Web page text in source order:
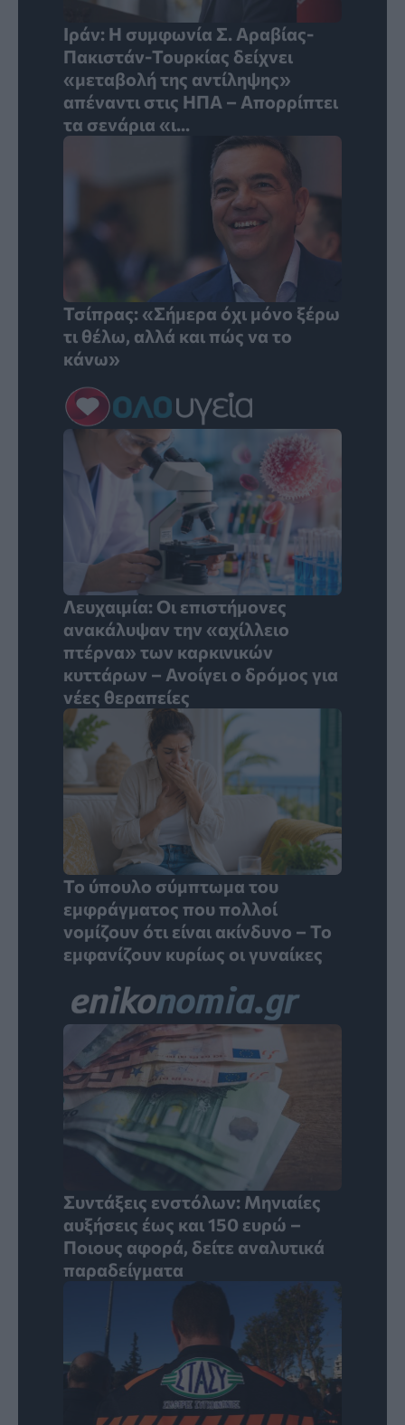
Ιράν: Η συμφωνία Σ. Αραβίας-
Πακιστάν-Τουρκίας δείχνει
«μεταβολή της αντίληψης»
απέναντι στις ΗΠΑ – Απορρίπτει
τα σενάρια «ι...
Τσίπρας: «Σήμερα όχι μόνο ξέρω
τι θέλω, αλλά και πώς να το
κάνω»
Λευχαιμία: Οι επιστήμονες
ανακάλυψαν την «αχίλλειο
πτέρνα» των καρκινικών
κυττάρων – Ανοίγει ο δρόμος για
νέες θεραπείες
Το ύπουλο σύμπτωμα του
εμφράγματος που πολλοί
νομίζουν ότι είναι ακίνδυνο – Το
εμφανίζουν κυρίως οι γυναίκες
Συντάξεις ενστόλων: Mηνιαίες
αυξήσεις έως και 150 ευρώ –
Ποιους αφορά, δείτε αναλυτικά
παραδείγματα